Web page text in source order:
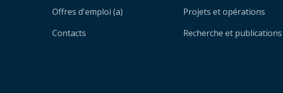
Offres d'emploi (a)
Contacts
Projets et opérations
Recherche et publications